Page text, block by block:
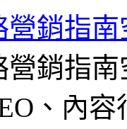
營銷指南
營銷指
、內